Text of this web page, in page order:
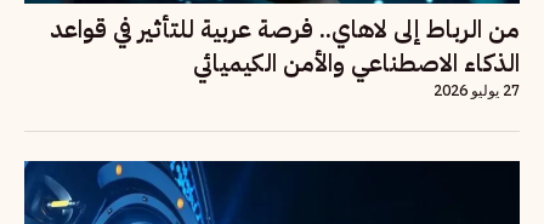
من الرباط إلى لاهاي.. فرصة عربية للتأثير في قواعد
الذكاء الاصطناعي والأمن الكيميائي
27 يوليو 2026